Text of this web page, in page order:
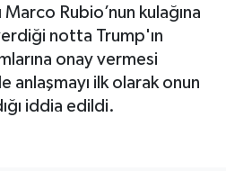
Rubio’nun kulağına
notta Trump'ın
onay vermesi
anlaşmayı ilk olarak onun
iddia edildi.